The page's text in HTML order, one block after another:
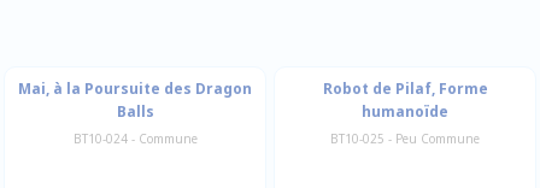
Mai, à la Poursuite des Dragon
Balls
BT10-024 - Commune
Robot de Pilaf, Forme
humanoïde
BT10-025 - Peu Commune